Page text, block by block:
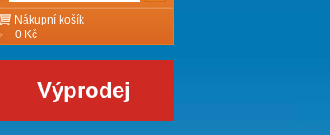
Nákupní košík
0 Kč
Výprodej